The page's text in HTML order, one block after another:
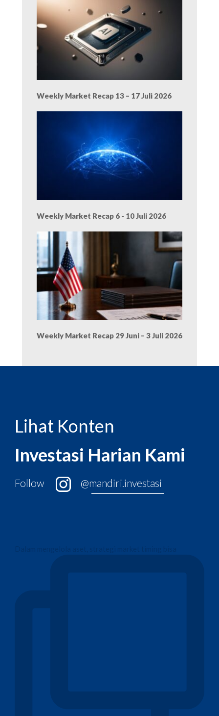
Weekly Market Recap 13 – 17 Juli 2026
Weekly Market Recap 6 - 10 Juli 2026
Weekly Market Recap 29 Juni – 3 Juli 2026
Lihat Konten
Investasi Harian Kami
Follow @mandiri.investasi